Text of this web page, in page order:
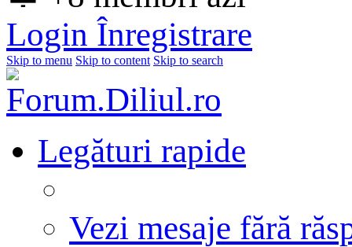
Login Înregistrare
Skip to menu Skip to content Skip to search
Legături rapide
Vezi mesaje fără